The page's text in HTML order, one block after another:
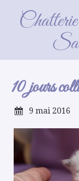
10 jours
9 mai 2016